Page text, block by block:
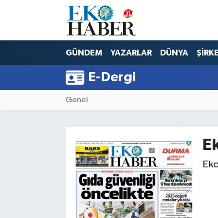
GÜNDEM YAZARLAR DÜNYA
E-Dergi
Genel
Hava Durumu
Süper Lig Puan Durumu ve Fikstür
Tüm Manşetler